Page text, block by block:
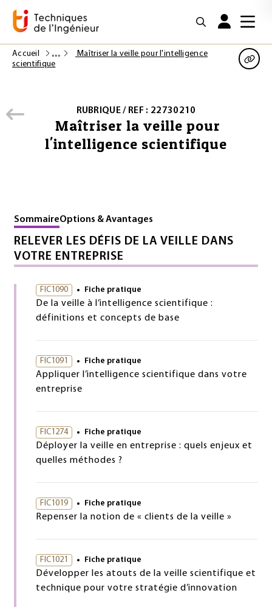
Accueil
Maîtriser la veille pour l'intelligence
scientifique
RUBRIQUE / REF : 22730210
Maîtriser la veille pour
l'intelligence scientifique
SommaireOptions & Avantages
RELEVER LES DÉFIS DE LA VEILLE DANS
VOTRE ENTREPRISE
FIC1090 Fiche pratique
De la veille à l’intelligence scientifique :
définitions et concepts de base
FIC1091 Fiche pratique
Appliquer l’intelligence scientifique dans votre
entreprise
FIC1274 Fiche pratique
Déployer la veille en entreprise : quels enjeux et
quelles méthodes ?
FIC1019 Fiche pratique
Repenser la notion de « clients de la veille »
FIC1021 Fiche pratique
Développer les atouts de la veille scientifique et
technique pour votre stratégie d’innovation